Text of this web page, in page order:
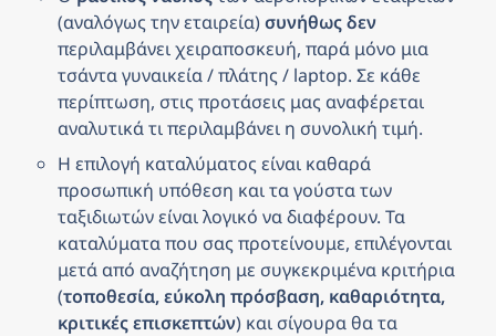
(αναλόγως την εταιρεία) συνήθως δεν
περιλαμβάνει χειραποσκευή, παρά μόνο μια
τσάντα γυναικεία / πλάτης / laptop. Σε κάθε
περίπτωση, στις προτάσεις μας αναφέρεται
αναλυτικά τι περιλαμβάνει η συνολική τιμή.
Η επιλογή καταλύματος είναι καθαρά
προσωπική υπόθεση και τα γούστα των
ταξιδιωτών είναι λογικό να διαφέρουν. Τα
καταλύματα που σας προτείνουμε, επιλέγονται
μετά από αναζήτηση με συγκεκριμένα κριτήρια
(τοποθεσία, εύκολη πρόσβαση, καθαριότητα,
κριτικές επισκεπτών) και σίγουρα θα τα